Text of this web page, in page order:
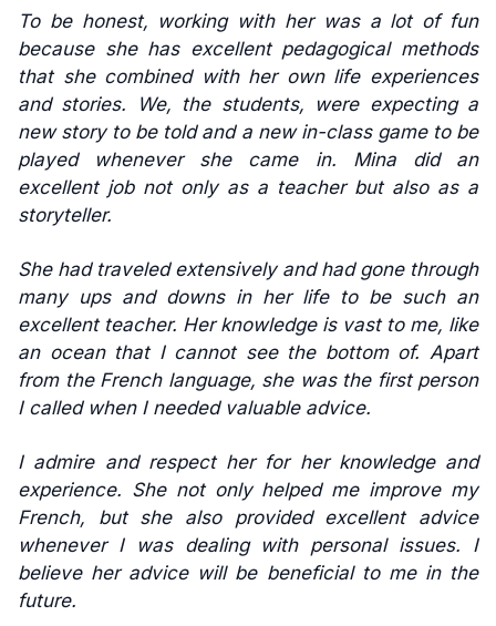
To be honest, working with her was a lot of fun
because she has excellent pedagogical methods
that she combined with her own life experiences
and stories. We, the students, were expecting a
new story to be told and a new in-class game to be
played whenever she came in. Mina did an
excellent job not only as a teacher but also as a
storyteller.
She had traveled extensively and had gone through
many ups and downs in her life to be such an
excellent teacher. Her knowledge is vast to me, like
an ocean that I cannot see the bottom of. Apart
from the French language, she was the first person
I called when I needed valuable advice.
I admire and respect her for her knowledge and
experience. She not only helped me improve my
French, but she also provided excellent advice
whenever I was dealing with personal issues. I
believe her advice will be beneficial to me in the
future.